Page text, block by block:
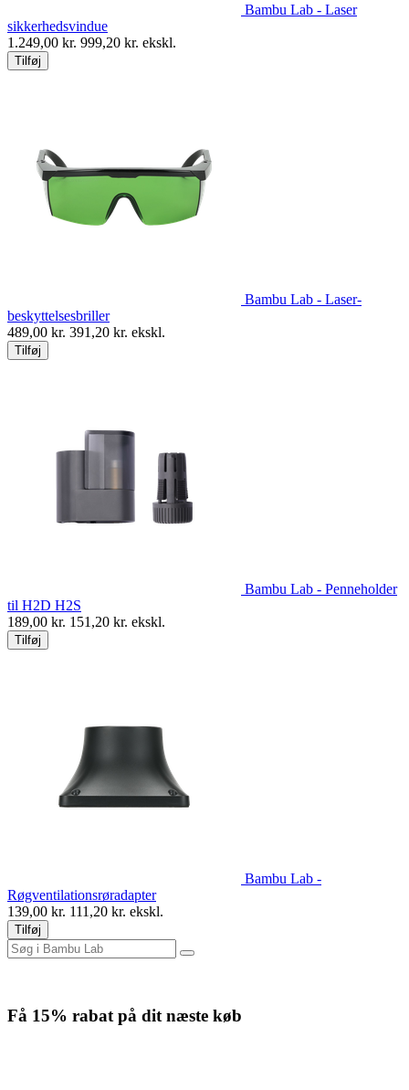
Bambu Lab - Laser
sikkerhedsvindue
1.249,00 kr. 999,20 kr. ekskl.
Tilføj
Bambu Lab - Laser-
beskyttelsesbriller
489,00 kr. 391,20 kr. ekskl.
Tilføj
Bambu Lab - Penneholder
til H2D H2S
189,00 kr. 151,20 kr. ekskl.
Tilføj
Bambu Lab -
Røgventilationsrøradapter
139,00 kr. 111,20 kr. ekskl.
Tilføj
Få 15% rabat på dit næste køb